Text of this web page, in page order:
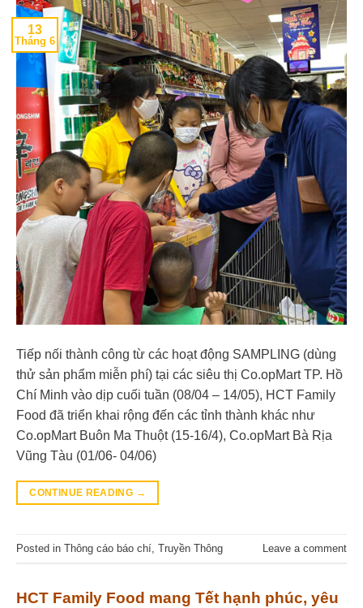
13
Tháng 6
Tiếp nối thành công từ các hoạt động SAMPLING (dùng
thử sản phẩm miễn phí) tại các siêu thị Co.opMart TP. Hồ
Chí Minh vào dịp cuối tuần (08/04 – 14/05), HCT Family
Food đã triển khai rộng đến các tỉnh thành khác như
Co.opMart Buôn Ma Thuột (15-16/4), Co.opMart Bà Rịa
Vũng Tàu (01/06- 04/06)
CONTINUE READING →
Posted in Thông cáo báo chí Truyền Thông Leave a comment
HCT Family Food mang Tết hạnh phúc, yêu